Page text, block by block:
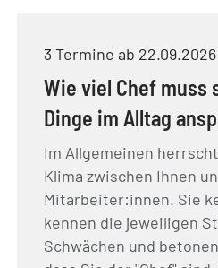
3 Termine ab 22.09.2026
Wie viel Chef
Dinge im Alltag
Im Allgemeinen
Klima zwischen Ihnen
Mitarbeiter:innen. Sie
kennen die jeweiligen
Schwächen und